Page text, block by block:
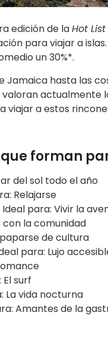
edición de laHot
para viajar a
un 30%*.
Jamaica hasta las
actualmente
viajar a estos
forman
del sol todo el año
Relajarse
Ideal para: Vivir la
la comunidad
de cultura
para: Lujo
surf
La vida nocturna
Amantes de la